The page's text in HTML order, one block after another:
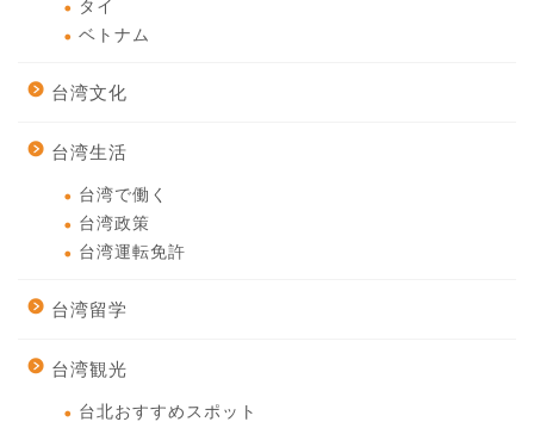
タイ
ベトナム
台湾文化
台湾生活
台湾で働く
台湾政策
台湾運転免許
台湾留学
台湾観光
台北おすすめスポット